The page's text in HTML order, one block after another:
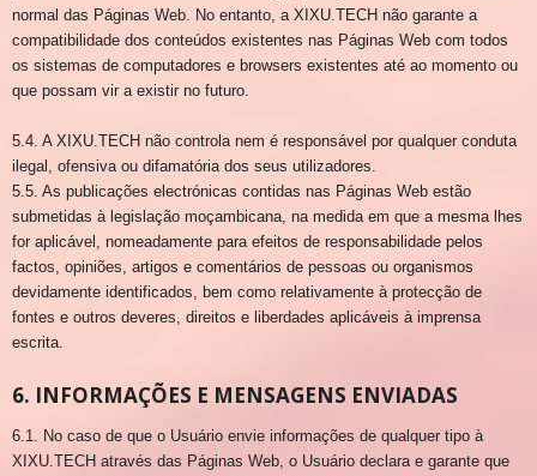
normal das Páginas Web. No entanto, a XIXU.TECH não garante a
compatibilidade dos conteúdos existentes nas Páginas Web com todos
os sistemas de computadores e browsers existentes até ao momento ou
que possam vir a existir no futuro.
5.4. A XIXU.TECH não controla nem é responsável por qualquer conduta
ilegal, ofensiva ou difamatória dos seus utilizadores.
5.5. As publicações electrónicas contidas nas Páginas Web estão
submetidas à legislação moçambicana, na medida em que a mesma lhes
for aplicável, nomeadamente para efeitos de responsabilidade pelos
factos, opiniões, artigos e comentários de pessoas ou organismos
devidamente identificados, bem como relativamente à protecção de
fontes e outros deveres, direitos e liberdades aplicáveis à imprensa
escrita.
6. INFORMAÇÕES E MENSAGENS ENVIADAS
6.1. No caso de que o Usuário envie informações de qualquer tipo à
XIXU.TECH através das Páginas Web, o Usuário declara e garante que